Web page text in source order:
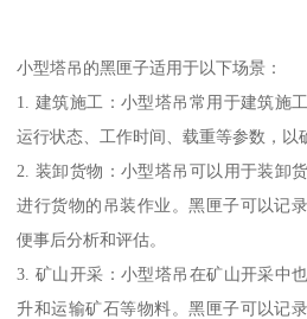
小型塔吊的黑匣子适用于以下场景：
1. 建筑施工：小型塔吊常用于建筑施
运行状态、工作时间、载重等参数，以
2. 装卸货物：小型塔吊可以用于装卸
进行货物的吊装作业。黑匣子可以记
便事后分析和评估。
3. 矿山开采：小型塔吊在矿山开采中
升和运输矿石等物料。黑匣子可以记